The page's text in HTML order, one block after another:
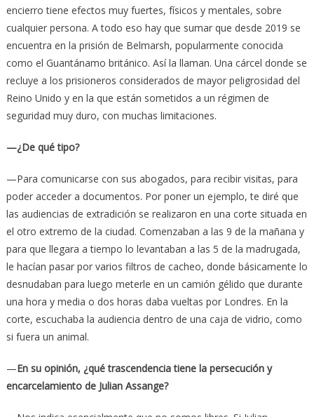
encierro tiene efectos muy fuertes, físicos y mentales, sobre
cualquier persona. A todo eso hay que sumar que desde 2019 se
encuentra en la prisión de Belmarsh, popularmente conocida
como el Guantánamo británico. Así la llaman. Una cárcel donde se
recluye a los prisioneros considerados de mayor peligrosidad del
Reino Unido y en la que están sometidos a un régimen de
seguridad muy duro, con muchas limitaciones.
—¿De qué tipo?
—Para comunicarse con sus abogados, para recibir visitas, para
poder acceder a documentos. Por poner un ejemplo, te diré que
las audiencias de extradición se realizaron en una corte situada en
el otro extremo de la ciudad. Comenzaban a las 9 de la mañana y
para que llegara a tiempo lo levantaban a las 5 de la madrugada,
le hacían pasar por varios filtros de cacheo, donde básicamente lo
desnudaban para luego meterle en un camión gélido que durante
una hora y media o dos horas daba vueltas por Londres. En la
corte, escuchaba la audiencia dentro de una caja de vidrio, como
si fuera un animal.
—En su opinión, ¿qué trascendencia tiene la persecución y
encarcelamiento de Julian Assange?